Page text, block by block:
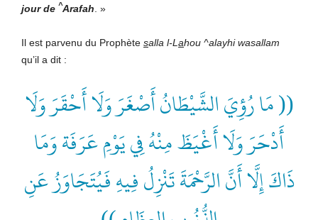
jour de ^Arafah . »
Il est parvenu du Prophète salla l-L ahou ^alayhi wasallam
qu’il a dit :
(( مَا رُؤِيَ الشَّيْطَانُ أَصْغَرَ وَلَا أَحْقَرَ وَلَا
أَدْحَرَ وَلَا أَغْيَظَ مِنْهُ فِي يَوْمِ عَرَفَة وَمَا
ذَاكَ إِلَّا أَنَّ الرَّحْمَةَ تَنْزِلُ فِيهِ فَيُتَجَاوَزُ عَنِ